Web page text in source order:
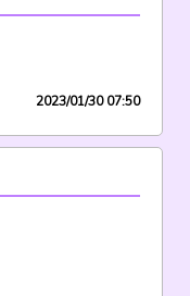
2023/01/30 07:50